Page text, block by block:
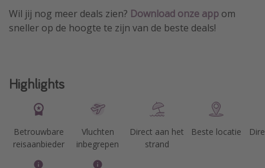
Wil jij nog meer deals zien? Download onze app om
sneller op de hoogte te zijn van de beste deals!
Highlights
Betrouwbare
reisaanbieder
Vluchten
inbegrepen
Direct aan het
strand
Beste locatie